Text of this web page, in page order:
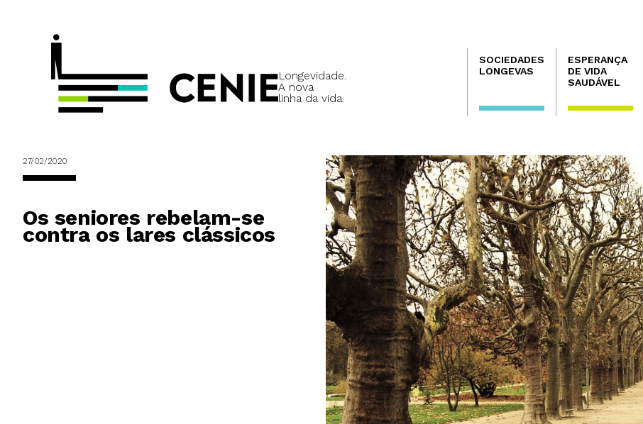
Longevidade.
A nova
linha da vida.
Navegación
principal
SOCIEDADES
LONGEVAS
ESPERANÇA
DE VIDA
SAUDÁVEL
27/02/2020
Os seniores rebelam-se
contra os lares clássicos